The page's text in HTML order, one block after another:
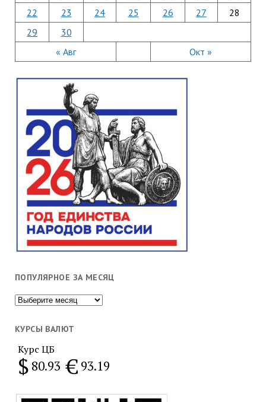
« Авг Окт »
22
23 24 25 26 27
28
29
30
ПОПУЛЯРНОЕ ЗА МЕСЯЦ
Популярное
месяц
КУРСЫ ВАЛЮТ
Курс ЦБ
$ 80.93 € 93.19